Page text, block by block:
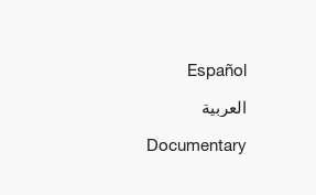
Español
العربية
Documentary